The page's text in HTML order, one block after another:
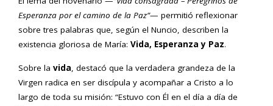
Esperanza por el camino de la Paz”— permitió reflexionar
sobre tres palabras que, según el Nuncio, describen la
existencia gloriosa de María: Vida, Esperanza y Paz.
Sobre la vida, destacó que la verdadera grandeza de la
Virgen radica en ser discípula y acompañar a Cristo a lo
largo de toda su misión: “Estuvo con Él en el día a día de